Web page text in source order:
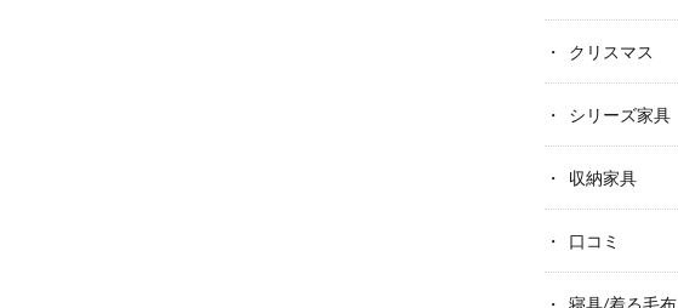
クリスマス
シリーズ家具
収納家具
口コミ
寝具/着る毛布